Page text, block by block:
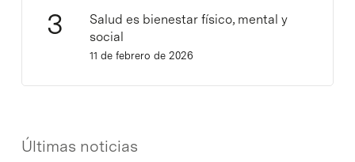
Salud es bienestar físico, mental y
social
11 de febrero de 2026
Últimas noticias